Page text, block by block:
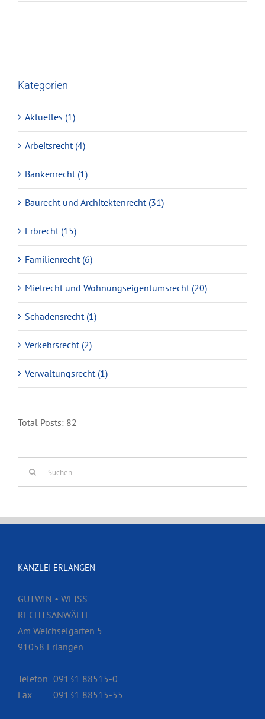
Kategorien
Aktuelles (1)
Arbeitsrecht (4)
Bankenrecht (1)
Baurecht und Architektenrecht (31)
Erbrecht (15)
Familienrecht (6)
Mietrecht und Wohnungseigentumsrecht (20)
Schadensrecht (1)
Verkehrsrecht (2)
Verwaltungsrecht (1)
Total Posts: 82
KANZLEI ERLANGEN
GUTWIN • WEISS
RECHTSANWÄLTE
Am Weichselgarten 5
91058 Erlangen
Telefon 09131 88515-0
Fax
09131 88515-55